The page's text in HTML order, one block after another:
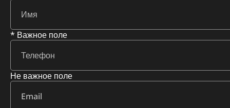
* Важное поле
Не важное поле